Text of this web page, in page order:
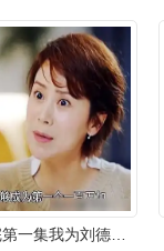
电视剧甜蜜看完第一集我为刘德恩哭了